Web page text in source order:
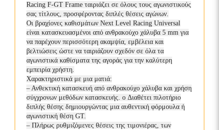
Racing F-GT Frame ταιριάζει σε όλους τους αγωνιστικούς
σας τίτλους, προσφέροντας διπλές θέσεις αγώνων.
Οι βραχίονες καθισμάτων Next Level Racing Universal
είναι κατασκευασμένοι από ανθρακούχο χάλυβα 5 mm για
να παρέχουν περισσότερη ακαμψία, εμβέλεια και
βελτιώσεις ώστε να ταιριάζουν σχεδόν σε όλα τα
αγωνιστικά καθίσματα της αγοράς για την καλύτερη
εμπειρία χρήστη.
Χαρακτηριστικά με μια ματιά:
– Ανθεκτική κατασκευή από ανθρακούχο χάλυβα και χρήση
σύγχρονων μεθόδων κατασκευής. o Διαθέτει πιλοτήριο
διπλής θέσης δημιουργώντας μια αυθεντική φόρμουλα ή
αγωνιστική θέση GT.
– Πλήρως ρυθμιζόμενες θέσεις της τιμονιέρας, των